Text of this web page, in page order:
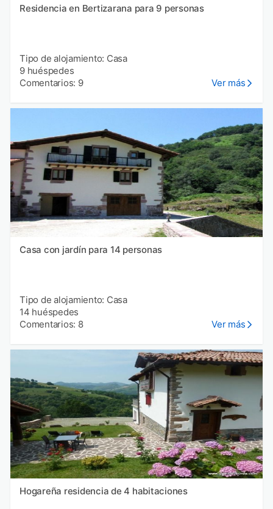
Residencia en Bertizarana para 9 personas
Tipo de alojamiento: Casa
9 huéspedes
Comentarios: 9
Ver más
Casa con jardín para 14 personas
Tipo de alojamiento: Casa
14 huéspedes
Comentarios: 8
Ver más
Hogareña residencia de 4 habitaciones